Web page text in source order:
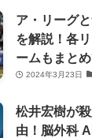
ア・リーグ
を解説！各
ームもまとめ
2024年3月23日
松井宏樹が
由！脳外科